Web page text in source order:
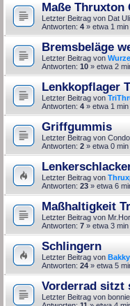
Maße Thruxton
Letzter Beitrag von Dat Uli
Antworten: 4 » etwa 1
Bremsbeläge
Letzter Beitrag von
Antworten: 10 » etwa 2
Lenkkopflager
Letzter Beitrag von
Antworten: 4 » etwa 1
Griffgummis
Letzter Beitrag von
Antworten: 2 » etwa 0
Letzter Beitrag von
Antworten: 23 » etwa 6
Maßhaltigkeit
Letzter Beitrag von
Antworten: 7 » etwa 3
Schlingern
Letzter Beitrag von
Antworten: 24 » etwa 5
Vorderrad sitzt
Letzter Beitrag von